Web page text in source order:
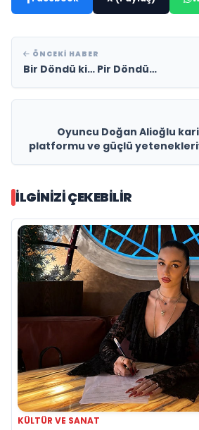
ÖNCEKI HABER
Bir Döndü ki… Pir Döndü…
Oyuncu Doğan Alioğlu
platformu ve güçlü
İLGINIZI ÇEKEBILIR
KÜLTÜR VE SANAT